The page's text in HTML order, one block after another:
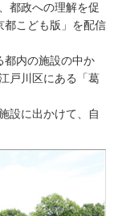
都政への理解を促
都こども版」を配信
都内の施設の中か
戸川区にある「葛
設に出かけて、自